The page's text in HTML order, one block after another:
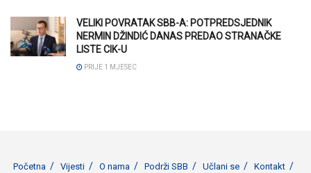
VELIKI POVRATAK SBB-A: POTPREDSJEDNIK
NERMIN DŽINDIĆ DANAS PREDAO STRANAČKE
LISTE CIK-U
PRIJE 1 MJESEC
Početna Vijesti O nama Podrži SBB Učlani se Kontakt